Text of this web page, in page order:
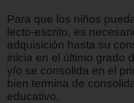
Para que los niños
lecto-escrito, es
adquisición hasta su
inicia en el último grado
y/o se consolida en el
bien termina de
educativo.